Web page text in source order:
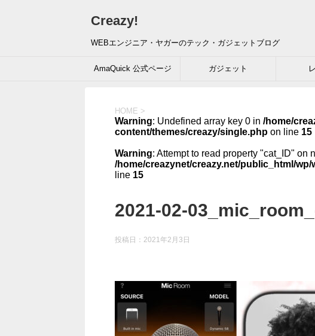
Creazy!
WEBエンジニア・ヤガーのテック・ガジェットブログ
AmaQuick 公式ページ ガジェット
HOME >
Warning: Undefined array key 0 in /home/
content/themes/creazy/single.php on line 15
Warning: Attempt to read property "cat_ID" on
/home/creazynet/creazy.net/public_html/
line 15
2021-02-
投稿日： 2021年2月3日